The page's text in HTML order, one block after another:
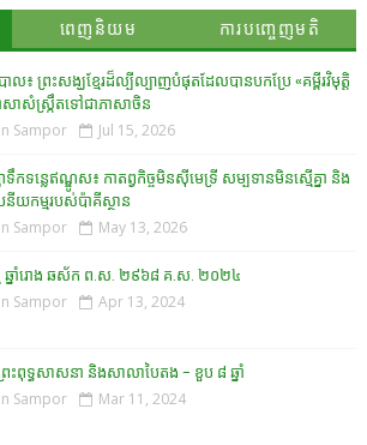
ពេញនិយម ការបញ្ចេញមតិ
ល៖ ព្រះសង្ឃខ្មែរដ៏ល្បីល្បាញបំផុតដែលបានបកប្រែ «គម្ពីរវិមុត្តិ
សាសំស្រ្កឹតទៅជាភាសាចិន
Sampor Jul 15, 2026
ទឹកទន្លេឥណ្ឌូស៖ កាតព្វកិច្ចមិនស៊ីមេទ្រី សម្បទានមិនស្មើគ្នា និង
នីយកម្មរបស់ប៉ាគីស្ថាន​
Sampor May 13, 2026
មី ឆ្នាំរោង ឆស័ក ព.ស. ២៩៦៨ គ.ស. ២០២៤
Sampor Apr 13, 2024
ះពុទ្ធសាសនា និងសាលាបៃតង - ខួប ៨ ឆ្នាំ
Sampor Mar 11, 2024